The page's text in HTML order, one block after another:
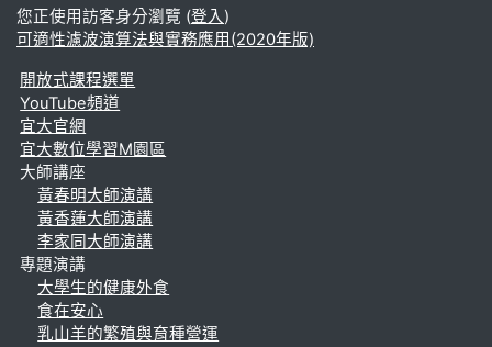
您正使用訪客身分瀏覽 (登入)
可適性濾波演算法與實務應用(2020年版)
開放式課程選單
YouTube頻道
宜大官網
宜大數位學習M園區
大師講座
黃春明大師演講
黃香蓮大師演講
李家同大師演講
專題演講
大學生的健康外食
食在安心
乳山羊的繁殖與育種營運